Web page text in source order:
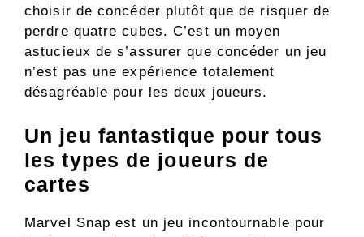
choisir de concéder plutôt que de risquer de
perdre quatre cubes. C’est un moyen
astucieux de s’assurer que concéder un jeu
n’est pas une expérience totalement
désagréable pour les deux joueurs.
Un jeu fantastique pour tous
les types de joueurs de
cartes
Marvel Snap est un jeu incontournable pour